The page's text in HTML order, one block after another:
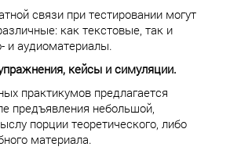
связи при тестировании могут
как текстовые, так и
и аудиоматериалы.
кейсы и симуляции.
практикумов предлагается
предъявления небольшой,
порции теоретического, либо
материала.